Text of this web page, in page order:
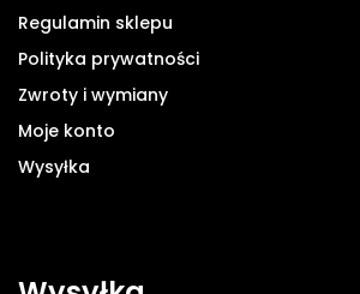
Regulamin sklepu
Polityka prywatności
Zwroty i wymiany
Moje konto
Wysyłka